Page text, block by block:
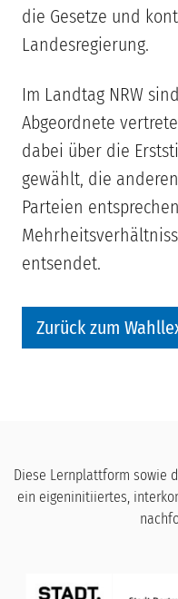
die Gesetze und
Landesregierung.
Im Landtag NRW
Abgeordnete
dabei über die
gewählt, die
Parteien
entsendet.
Zurück zum
Diese Lernplattform sowie
ein eigeninitiiertes,